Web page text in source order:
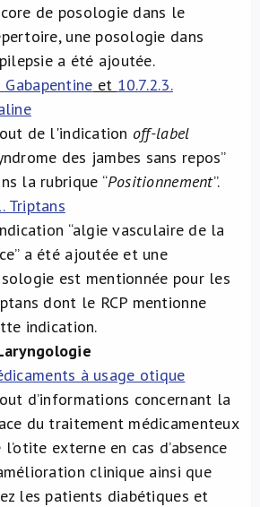
de posologie dans le
une posologie dans
a été ajoutée.
Gabapentine et 10.7.2.3.
de l'indication off-label
des jambes sans repos”
la rubrique “Positionnement”.
Triptans
“algie vasculaire de la
a été ajoutée et une
est mentionnée pour les
dont le RCP mentionne
indication.
à usage otique
d’informations concernant la
du traitement médicamenteux
l’otite externe en cas d’absence
clinique ainsi que
les patients diabétiques et